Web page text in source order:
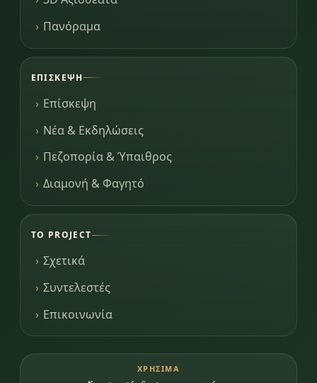
Πανόραμα
ΕΠΊΣΚΕΨΗ
Επίσκεψη
Νέα & Εκδηλώσεις
Πεζοπορία & Ύπαιθρος
Διαμονή & Φαγητό
ΤΟ PROJECT
Σχετικά
Συντελεστές
Επικοινωνία
ΧΡΉΣΙΜΑ